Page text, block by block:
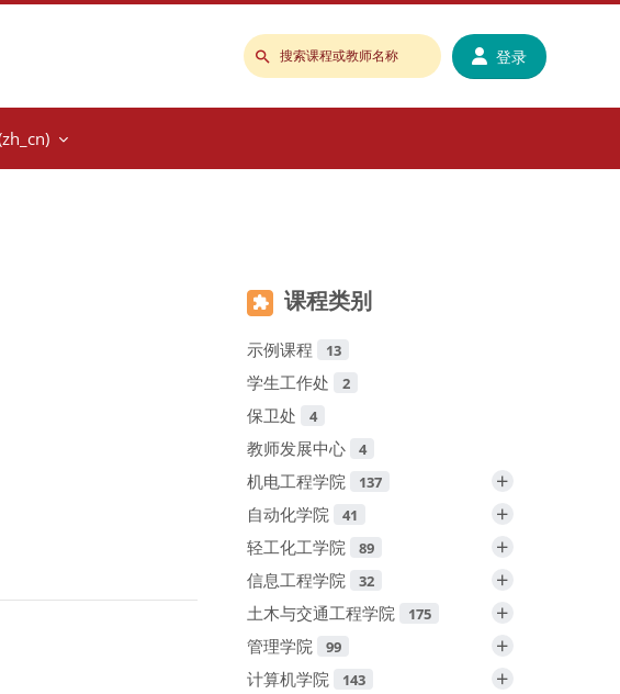
搜
称
登录
课程类别
示例课程 13
学生工作处 2
保卫处 4
教师发展中心 4
机电工程学院 137 +
自动化学院 41 +
轻工化工学院 89 +
信息工程学院 32 +
土木与交通工程学院 175 +
管理学院 99 +
计算机学院 143 +